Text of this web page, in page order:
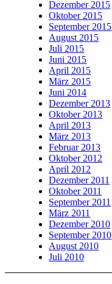
Dezember 2015
Oktober 2015
September 2015
August 2015
Juli 2015
Juni 2015
April 2015
März 2015
Juni 2014
Dezember 2013
Oktober 2013
April 2013
März 2013
Februar 2013
Oktober 2012
April 2012
Dezember 2011
Oktober 2011
September 2011
März 2011
Dezember 2010
September 2010
August 2010
Juli 2010